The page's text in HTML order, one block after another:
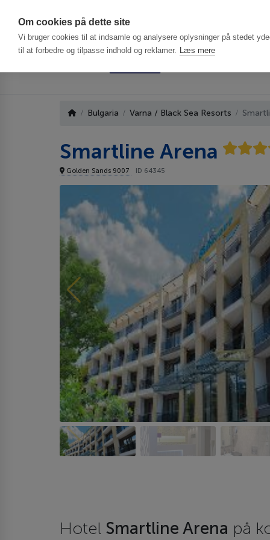
Om cookies på dette site
Vi bruger cookies til at indsamle og analysere oplysninger på stedet
til at forbedre og tilpasse indhold og reklamer. Læs mere
Bulgaria Varna / Black Sea Resorts
Smartline Arena
Golden Sands 9007 ID 64345
Hotel Smartline Arena på